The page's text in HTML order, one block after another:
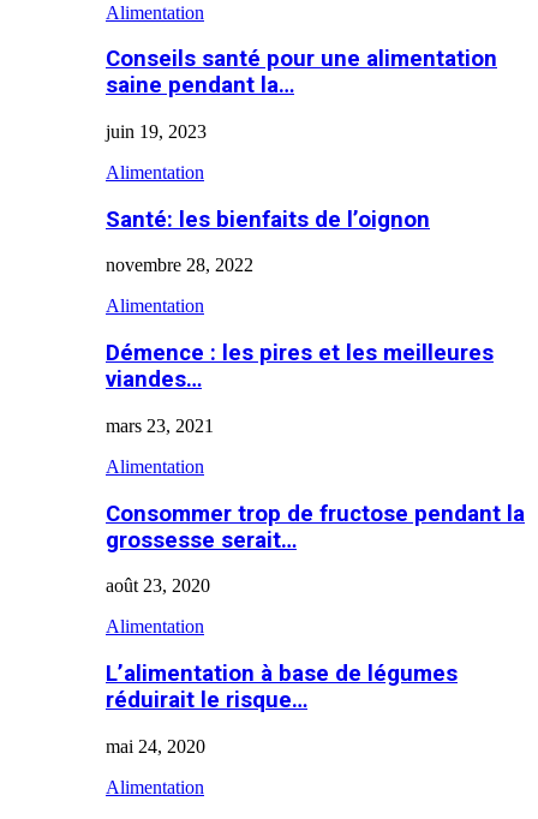
Alimentation
Conseils santé pour une alimentation
saine pendant la…
juin 19, 2023
Alimentation
Santé: les bienfaits de l’oignon
novembre 28, 2022
Alimentation
Démence : les pires et les meilleures
viandes…
mars 23, 2021
Alimentation
Consommer trop de fructose pendant la
grossesse serait…
août 23, 2020
Alimentation
L’alimentation à base de légumes
réduirait le risque…
mai 24, 2020
Alimentation